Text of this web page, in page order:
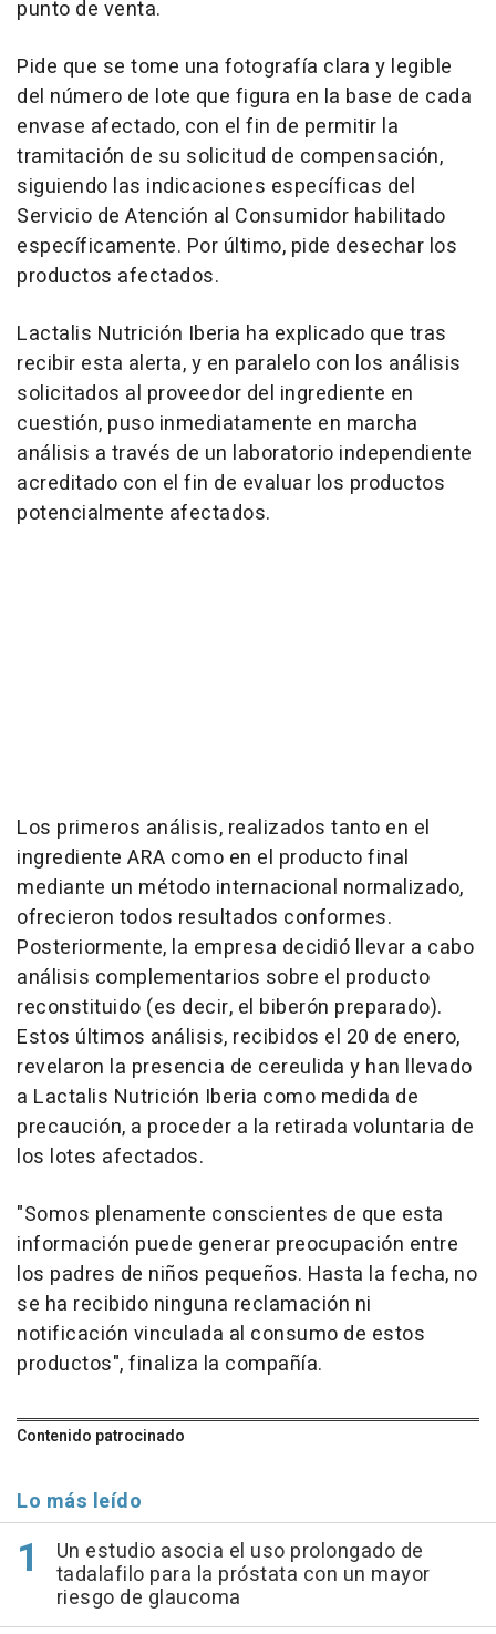
punto de venta.
Pide que se tome una fotografía clara y legible
del número de lote que figura en la base de cada
envase afectado, con el fin de permitir la
tramitación de su solicitud de compensación,
siguiendo las indicaciones específicas del
Servicio de Atención al Consumidor habilitado
específicamente. Por último, pide desechar los
productos afectados.
Lactalis Nutrición Iberia ha explicado que tras
recibir esta alerta, y en paralelo con los análisis
solicitados al proveedor del ingrediente en
cuestión, puso inmediatamente en marcha
análisis a través de un laboratorio independiente
acreditado con el fin de evaluar los productos
potencialmente afectados.
Los primeros análisis, realizados tanto en el
ingrediente ARA como en el producto final
mediante un método internacional normalizado,
ofrecieron todos resultados conformes.
Posteriormente, la empresa decidió llevar a cabo
análisis complementarios sobre el producto
reconstituido (es decir, el biberón preparado).
Estos últimos análisis, recibidos el 20 de enero,
revelaron la presencia de cereulida y han llevado
a Lactalis Nutrición Iberia como medida de
precaución, a proceder a la retirada voluntaria de
los lotes afectados.
"Somos plenamente conscientes de que esta
información puede generar preocupación entre
los padres de niños pequeños. Hasta la fecha, no
se ha recibido ninguna reclamación ni
notificación vinculada al consumo de estos
productos", finaliza la compañía.
Contenido patrocinado
Lo más leído
Un estudio asocia el uso prolongado de
tadalafilo para la próstata con un mayor
riesgo de glaucoma